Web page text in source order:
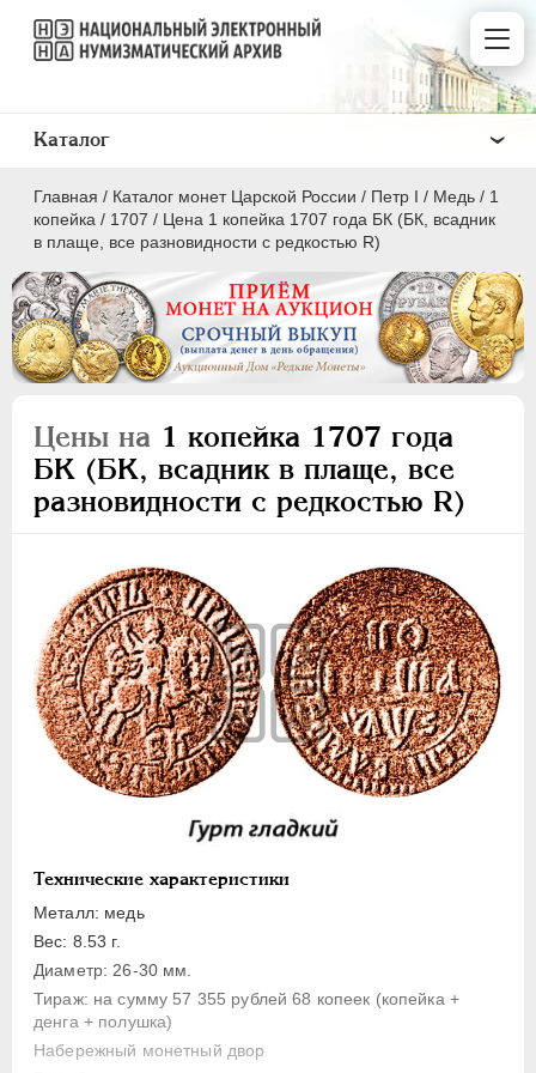
Главная / Каталог монет Царской России / Пeтр I / Медь / 1
копейка / 1707 / Цена 1 копейка 1707 года БК (БК, всадник
в плаще, все разновидности с редкостью R)
Цены на 1 копейка 1707 года
БК (БК, всадник в плаще, все
разновидности с редкостью R)
Технические характеристики
Металл: медь
Вес: 8.53 г.
Диаметр: 26-30 мм.
Тираж: на сумму 57 355 рублей 68 копеек (копейка +
денга + полушка)
Набережный монетный двор
Каталог
ПEТР I 1699 - 1725
Серебро
Медь
5 копеек
Полушка
Полполушки
Пробные
Для Речи Посполитой
Монетовидные жетоны
ЕКАТЕРИНА I 1725-1727
1727-1729
АННА ИОАННОВНА 1730-1740
ИОАНН АНТОНОВИЧ
ЕЛИЗАВЕТА
ПЕТР III 1762-1762
ЕКАТЕРИНА II 1762-1796
ПАВЕЛ I
1796-1801